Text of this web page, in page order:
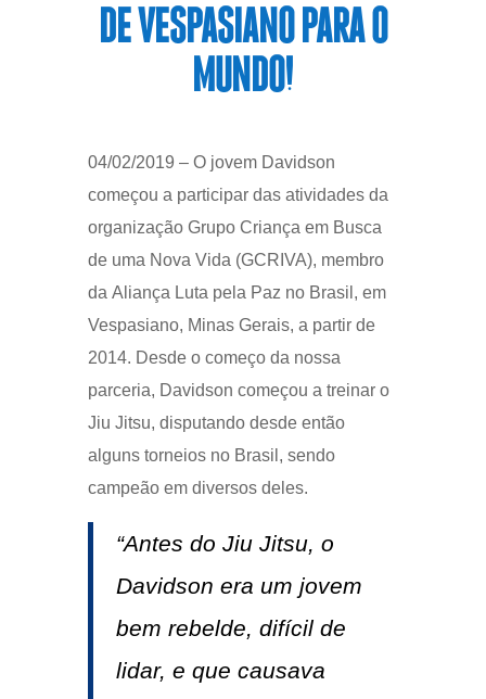
DE VESPASIANO PARA O
MUNDO!
04/02/2019 – O jovem Davidson
começou a participar das atividades da
organização Grupo Criança em Busca
de uma Nova Vida (GCRIVA), membro
da Aliança Luta pela Paz no Brasil, em
Vespasiano, Minas Gerais, a partir de
2014. Desde o começo da nossa
parceria, Davidson começou a treinar o
Jiu Jitsu, disputando desde então
alguns torneios no Brasil, sendo
campeão em diversos deles.
“Antes do Jiu Jitsu, o
Davidson era um jovem
bem rebelde, difícil de
lidar, e que causava